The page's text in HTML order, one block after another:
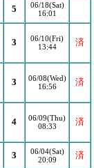
5
06/18(Sat)
16:01
3
06/10(Fri)
13:44
済
3
06/08(Wed)
16:56
済
4
06/09(Thu)
08:33
済
3
06/04(Sat)
20:09
済